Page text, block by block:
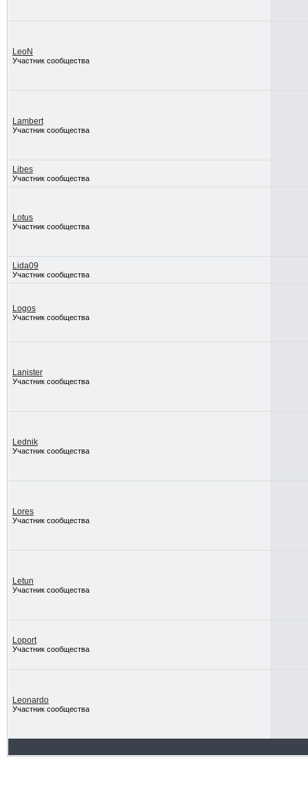
LeoN
Участник сообщества
Lambert
Участник сообщества
Libes
Участник сообщества
Lotus
Участник сообщества
Lida09
Участник сообщества
Logos
Участник сообщества
Lanister
Участник сообщества
Lednik
Участник сообщества
Lores
Участник сообщества
Letun
Участник сообщества
Loport
Участник сообщества
Leonardo
Участник сообщества